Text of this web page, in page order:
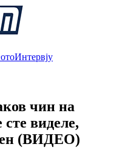
Интервју
чин на
виделе,
(ВИДЕО)